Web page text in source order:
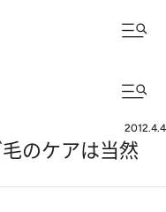
2012.4.4
のケアは当然